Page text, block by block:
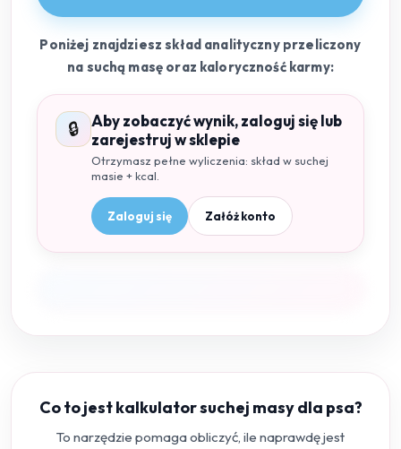
Poniżej znajdziesz skład analityczny przeliczony
na suchą masę oraz kaloryczność karmy:
🔒
Aby zobaczyć wynik, zaloguj się lub
zarejestruj w sklepie
Otrzymasz pełne wyliczenia: skład w suchej
masie + kcal.
Zaloguj się Załóż konto
Co to jest kalkulator suchej masy dla psa?
To narzędzie pomaga obliczyć, ile naprawdę jest